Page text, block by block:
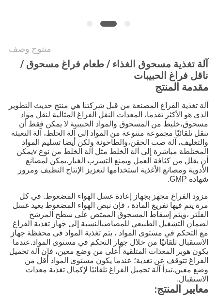
منتوج وصف
آلة تغذية مسحوق الغذاء / طعام فراغ مسحوق /
ناقل فراغ الحبيبات
مقدمة المنتج
آلة تغذية الفراغ المصنعة من قبل شركتنا هي منتج حديث التطوير
الذي هو الأكثر تقدما، المعدات النقل الفراغ المثالية لنقل مواد
مسحوق،خليط من المسحوق والمواد الحبيبية لا يمكن فقط أن
تنقل تلقائيًا مجموعة متنوعة من المواد إلى آلة الخلط، آلة التعبئة
والتغليف، آلة صب الحقن،والطاحونة ولكن أيضا تسليم المواد
المختلطة مباشرة إلى آلة الخلط مثل آلة الخلط من نوع vيمكن
أن يقلل من كثافة العمل ويمنع التسرب الغبار.يمكن لمصانع
الأدوية ومصانع الأغذية استخدامها لتعزيز الإنتاج النظيف ومرور
شهادة GMP.
الاستقبال.
معايير المنتج: